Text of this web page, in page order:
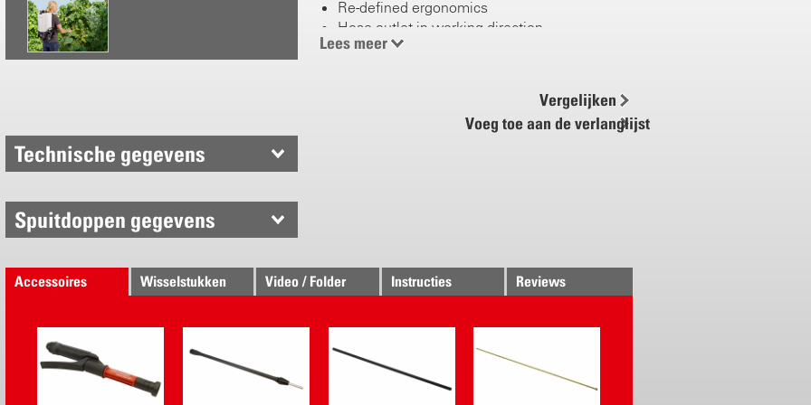
Re-defined ergonomics
Hose outlet in working direction
Click belt system
Proven Birchmeier technology
Robust pump
Tank outlet via suction system
New designed click belt system
Plastic/brass nozzle adjustable
Lees meer
Vergelijken
Voeg toe aan de verlanglijst
Technische gegevens
Spuitdoppen gegevens
Accessoires Wisselstukken Video / Folder Instructies Reviews